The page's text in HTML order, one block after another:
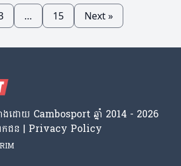
… 15 Next »
ង​ដោយ​ Cambosport ឆ្នាំ 2014 - 2026
ជន | Privacy Policy